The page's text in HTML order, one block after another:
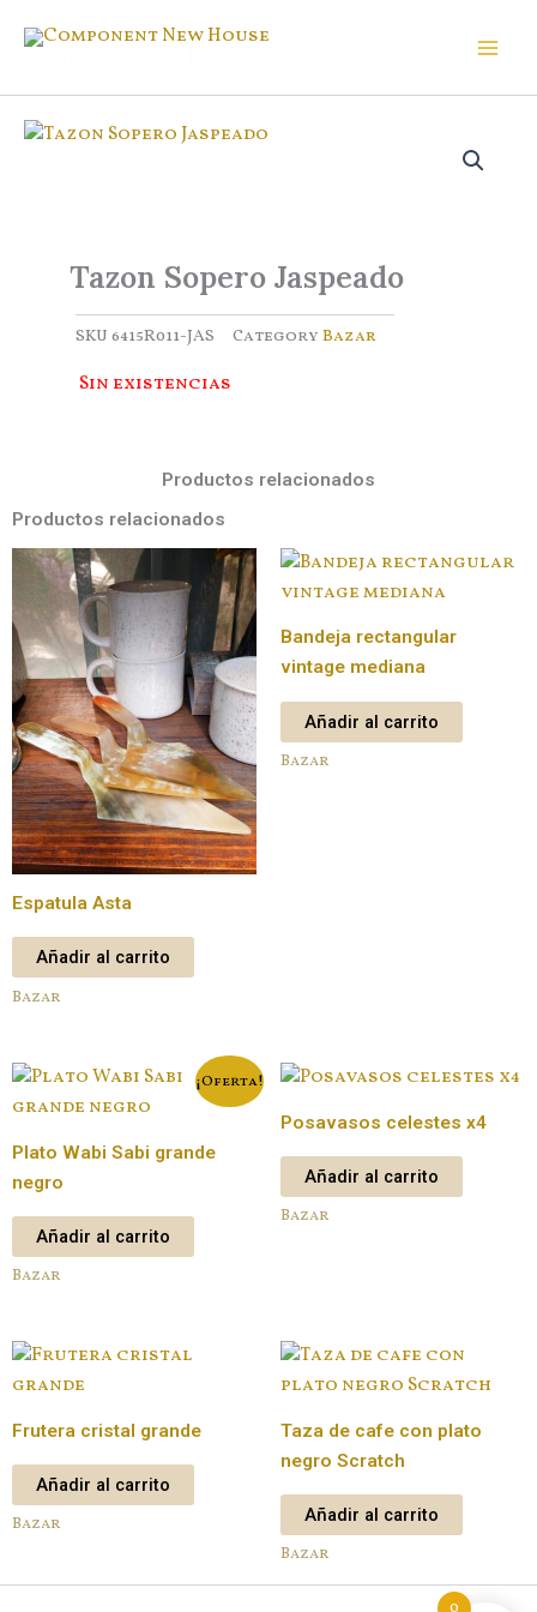
Tazon Sopero Jaspeado
SKU 6415R011-JAS Category Bazar
Sin existencias
Productos relacionados
Productos relacionados
Espatula Asta
Añadir al carrito
Bazar
Bandeja rectangular
vintage mediana
Añadir al carrito
Bazar
¡Oferta!
Plato Wabi Sabi grande
negro
Añadir al carrito
Bazar
Posavasos celestes x4
Añadir al carrito
Bazar
Frutera cristal grande
Añadir al carrito
Bazar
Taza de cafe con plato
negro Scratch
Añadir al carrito
Bazar